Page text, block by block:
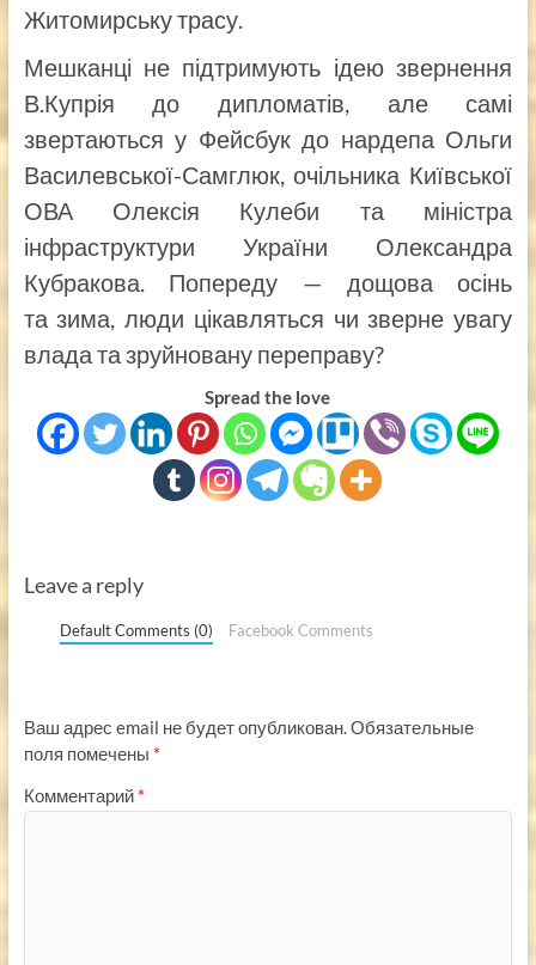
Житомирську трасу.
Мешканці не підтримують ідею звернення
В.Купрія до дипломатів, але самі
звертаються у Фейсбук до нардепа Ольги
Василевської-Самглюк, очільника Київської
ОВА Олексія Кулеби та міністра
інфраструктури України Олександра
Кубракова. Попереду — дощова осінь
та зима, люди цікавляться чи зверне увагу
влада та зруйновану переправу?
Spread the love
Leave a reply
Default Comments (0) Facebook Comments
Ваш адрес email не будет опубликован.Обязательные
поля помечены *
Комментарий *